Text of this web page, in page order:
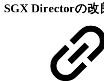
SGX Directorの改